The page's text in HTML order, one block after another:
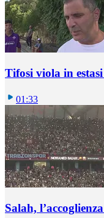
Tifosi viola in
01:33
Salah,